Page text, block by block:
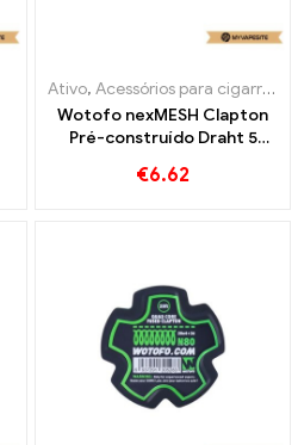
Ativo, Acessórios para cigarros eletrônicos
Wotofo nexMESH Clapton
Pré-construído Draht 5
Zigaretten Großhandel丨
€6.62